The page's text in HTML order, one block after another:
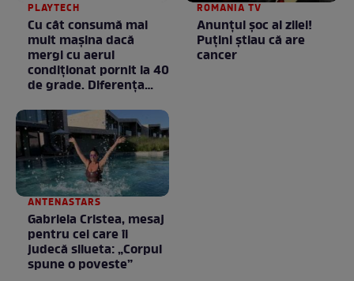
PLAYTECH
Cu cât consumă mai
mult mașina dacă
mergi cu aerul
condiționat pornit la 40
de grade. Diferența
decât crezi
ROMANIA TV
Anunţul şoc al zilei!
Puţini ştiau că are
cancer
ANTENASTARS
Gabriela Cristea, mesaj
pentru cei care îi
judecă silueta: „Corpul
spune o poveste”